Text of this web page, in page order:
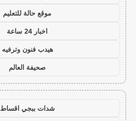
موقع حالة للتعليم
اخبار 24 ساعة
هيدب فنون وترفيه
صحيفة العالم
شدات ببجي اقساط